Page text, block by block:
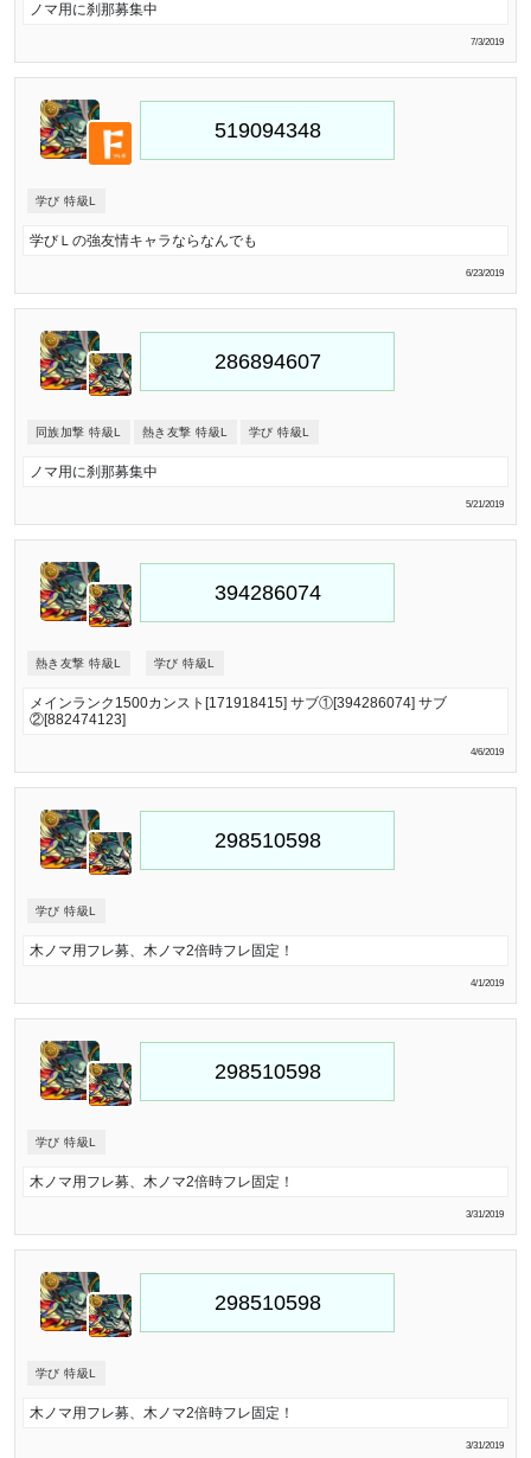
ノマ用に刹那募集中
7/3/2019
学び 特級L
学びＬの強友情キャラならなんでも
6/23/2019
同族加撃 特級L 熱き友撃 特級L 学び 特級L
ノマ用に刹那募集中
5/21/2019
熱き友撃 特級L 学び 特級L
メインランク1500カンスト[171918415] サブ①[394286074] サブ
②[882474123]
4/6/2019
学び 特級L
木ノマ用フレ募、木ノマ2倍時フレ固定！
4/1/2019
学び 特級L
木ノマ用フレ募、木ノマ2倍時フレ固定！
3/31/2019
学び 特級L
木ノマ用フレ募、木ノマ2倍時フレ固定！
3/31/2019